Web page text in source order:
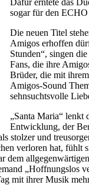
sogar für den
Die neuen Titel
Amigos erhoffen
Stunden“, singen
Fans, die ihre
Brüder, die mit
Amigos-Sound
sehnsuchtsvolle
„Santa Maria“ lenkt
Entwicklung, der
stolzer und
verloren hat,
mit ihrer Musik